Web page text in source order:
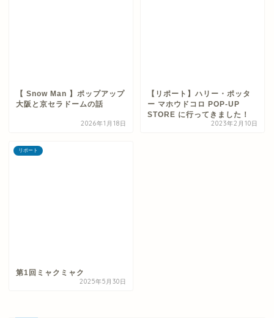
【 Snow Man 】ポップアップ
大阪と京セラドームの話
2026年1月18日
【リポート】ハリー・ポッタ
ー マホウドコロ POP-UP
STORE に行ってきました！
2023年2月10日
リポート
第1回ミャクミャク
2025年5月30日